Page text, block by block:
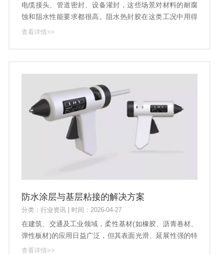
电缆接头、管道密封、设备灌封，这些场景对材料的耐腐
蚀和阻水性能要求都很高。阻水热封胶在这类工况中用得
越来越多。耐酸碱、耐盐雾、耐老化，这些指标直接决定
坑。
查看详情>>
防水涂层与基层粘接的解决方案
分类：行业资讯 | 时间：2026-04-27
在建筑、交通及工业领域，柔性基材(如橡胶、沥青卷材、
弹性板材)的应用日益广泛，但其表面光滑、延展性强的特
性，常导致传统防水涂层出现粘结不牢、开裂脱落等问
查看详情>>